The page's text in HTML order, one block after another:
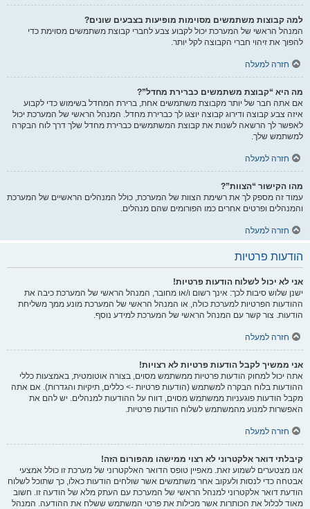
למה קבוצות משתמשים מסוימות מופיעות בצבעים שונים?
המנהל הראשי של המערכת יכול לקבוע צבע לחברי קבוצת משתמשים מסוימת כדי
להפוך את זיהוי חברי הקבוצה לקל יותר.
חזרה למעלה
מה היא “קבוצת משתמשים כברירת מחדל”?
אם אתה חבר של יותר מקבוצת משתמשים אחת, ברירת המחדל בשימוש כדי לקבוע
איזה צבע קבוצה ודירוג קבוצה יוצגו לך כברירת מחדל. המנהל הראשי של המערכת יכול
לאפשר לך הרשאה לשנות את קבוצת המשתמשים כברירת מחדל שלך דרך לוח הבקרה
למשתמש שלך.
חזרה למעלה
מהו הקישור “הצוות”?
עמוד זה מספק לך את רשימת הצוות של המערכת, כולל המנהלים הראשיים של המערכת
והמנהלים ופרטים אחרים כמו הפורומים שהם מנהלים.
חזרה למעלה
הודעות פרטיות
אני לא יכול לשלוח הודעות פרטיות!
ישנן שלוש סיבות לכך: אינך רשום ו/או מחובר, המנהל הראשי של המערכת כיבה את
ההודעות הפרטיות למערכת כולה, או המנהל הראשי של המערכת מונע ממך משליחת
הודעות. צור קשר עם המנהל הראשי של המערכת למידע נוסף.
חזרה למעלה
אני ממשיך לקבל הודעות פרטיות לא רצויות!
אתה יכול למחוק הודעות פרטיות ממשתמש מסוים, בצורה אוטומטית, באמצעות כללי
ההודעות בלוח הבקרה למשתמש (הודעות פרטיות -> כללים, תיקיות והגדרות). אם אתה
מקבל הודעות פוגעניות ממשתמש מסוים, דווח על ההודעות למנהלים. יש להם את
האפשרות למנוע מהמשתמש לשלוח הודעות פרטיות.
חזרה למעלה
קיבלתי דואר אלקטרוני לא רצוי ממישהו מהפורום הזה!
אנו מצטערים לשמוע זאת. מאפיין טופס הדואר האלקטרוני של מערכת זו כולל אמצעי
אבטחה כדי לנסות ולעקוב אחר משתמשים אשר שולחים הודעות כאלו, כך שתוכל לשלוח
הודעת דואר אלקטרוני למנהל הראשי של המערכת עם העתק מלא של הודעה זו. חשוב
מאוד לכלול את הכותרות אשר מכילות את פרטי המשתמש ששלח את ההודעה. המנהל